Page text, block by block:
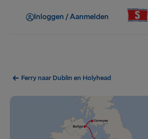
Inloggen / Aanmelden
Ferry naar Dublin en Holyhead